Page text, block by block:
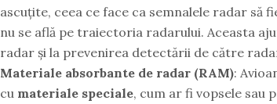
ascuțite, ceea ce face ca semnalele radar să
nu se află pe traiectoria radarului. Aceasta
radar și la prevenirea detectării de către
Materiale absorbante de radar (RAM):
cu materiale speciale, cum ar fi vopsele sau